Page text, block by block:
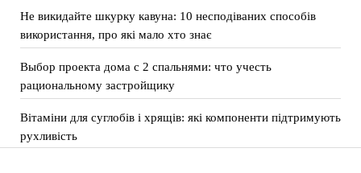
Не викидайте шкурку кавуна: 10 несподіваних способів
використання, про які мало хто знає
Выбор проекта дома с 2 спальнями: что учесть
рациональному застройщику
Вітаміни для суглобів і хрящів: які компоненти підтримують
рухливість